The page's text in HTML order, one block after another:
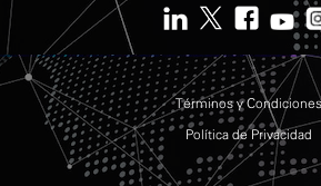
Términos y Condiciones
Política de Privacidad